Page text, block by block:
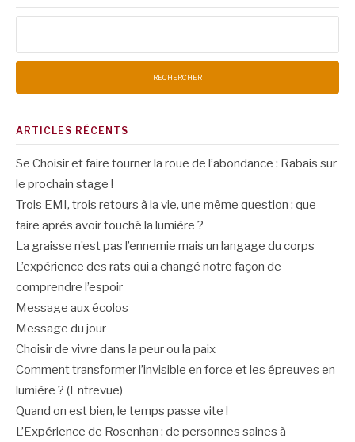
ARTICLES RÉCENTS
Se Choisir et faire tourner la roue de l’abondance : Rabais sur
le prochain stage !
Trois EMI, trois retours à la vie, une même question : que
faire après avoir touché la lumière ?
La graisse n’est pas l’ennemie mais un langage du corps
L’expérience des rats qui a changé notre façon de
comprendre l’espoir
Message aux écolos
Message du jour
Choisir de vivre dans la peur ou la paix
Comment transformer l’invisible en force et les épreuves en
lumière ? (Entrevue)
Quand on est bien, le temps passe vite !
L’Expérience de Rosenhan : de personnes saines à